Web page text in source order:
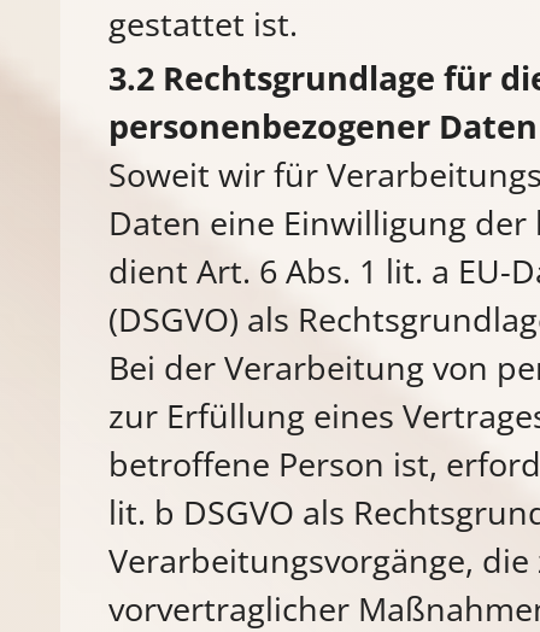
gestattet ist.
Rechtsgrundlage für
personenbezogener Daten
Soweit wir für
Daten eine Einwilligung
dient Art. 6 Abs. 1 lit. a
(DSGVO) als
Bei der Verarbeitung von
zur Erfüllung eines
betroffene Person ist,
lit. b DSGVO als
Verarbeitungsvorgänge,
vorvertraglicher